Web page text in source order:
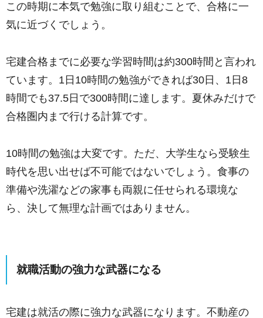
この時期に本気で勉強に取り組むことで、合格に一
気に近づくでしょう。
宅建合格までに必要な学習時間は約300時間と言われ
ています。1日10時間の勉強ができれば30日、1日8
時間でも37.5日で300時間に達します。夏休みだけで
合格圏内まで行ける計算です。
10時間の勉強は大変です。ただ、大学生なら受験生
時代を思い出せば不可能ではないでしょう。食事の
準備や洗濯などの家事も両親に任せられる環境な
ら、決して無理な計画ではありません。
就職活動の強力な武器になる
宅建は就活の際に強力な武器になります。不動産の